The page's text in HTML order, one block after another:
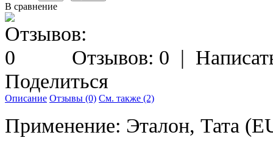
В сравнение
Отзывов: 0 |
Поделиться
Описание Отзывы (0) См. также (2)
Применение: Эталон, Тата